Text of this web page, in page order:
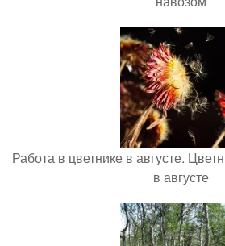
Работа в цветнике в августе.
в августе